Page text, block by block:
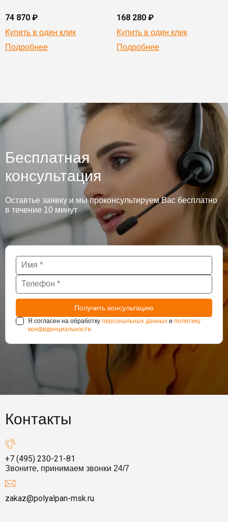
74 870 ₽
Купить в один клик
Подробнее
168 280 ₽
Купить в один клик
Подробнее
Бесплатная
консультация
Оставтье заявку и мы проконсультируем Вас бесплатно
в течение 10 минут
Я согласен на обработку персональных данных и политику
конфиденциальности
Контакты
+7 (495) 230-21-81
Звоните, принимаем звонки 24/7
zakaz@polyalpan-msk.ru